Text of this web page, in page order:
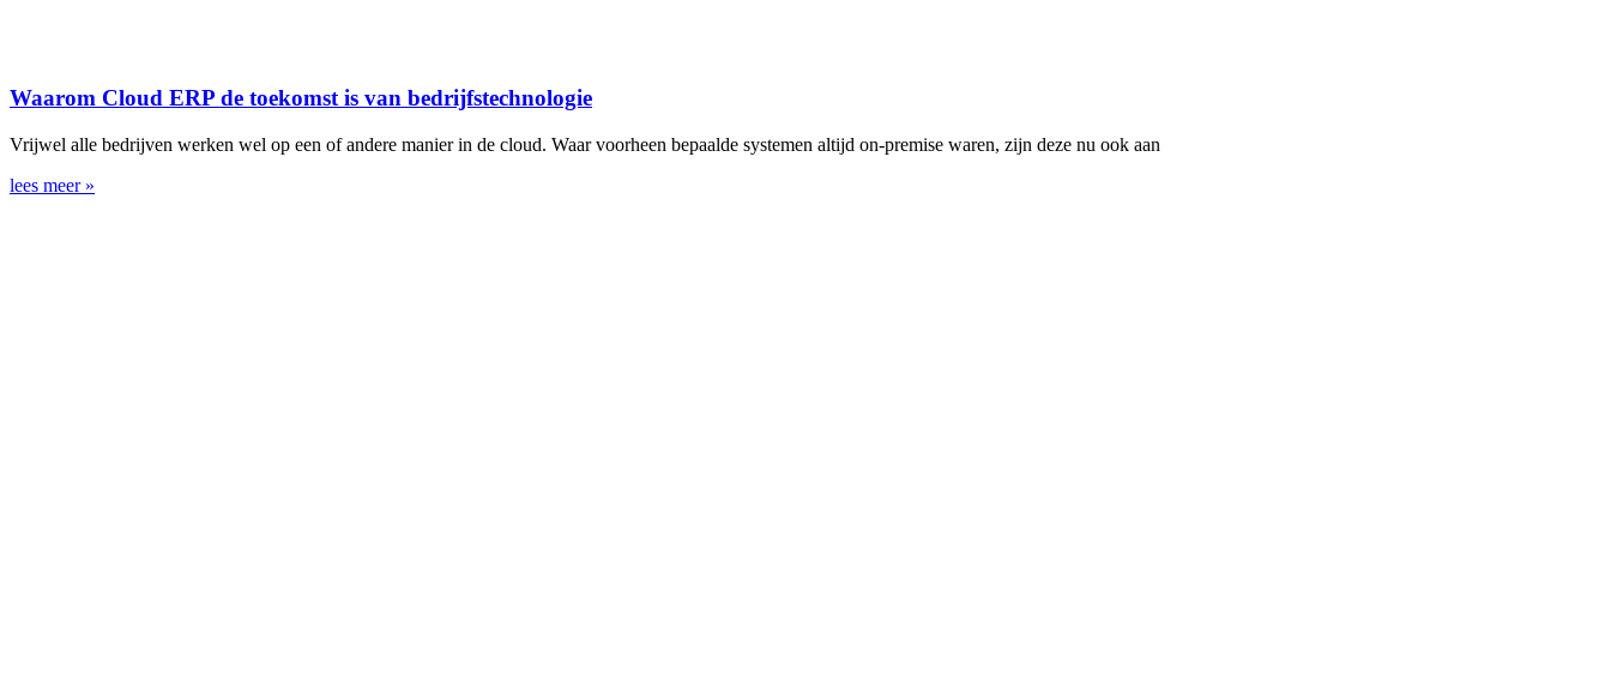
Waarom Cloud ERP de toekomst is van bedrijfstechnologie
Vrijwel alle bedrijven werken wel op een of andere manier in de cloud. Waar voorheen bepaalde systemen altijd on-premise waren, zijn deze nu ook aan
lees meer »